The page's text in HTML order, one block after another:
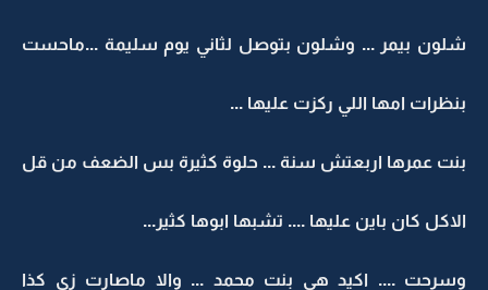
شلون بيمر ... وشلون بتوصل لثاني يوم سليمة ...ماحست
بنظرات امها اللي ركزت عليها ...
بنت عمرها اربعتش سنة ... حلوة كثيرة بس الضعف من قل
الاكل كان باين عليها .... تشبها ابوها كثير...
وسرحت .... اكيد هي بنت محمد ... والا ماصارت زي كذا